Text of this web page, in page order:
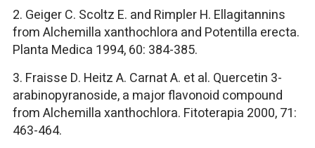
2. Geiger C. Scoltz E. and Rimpler H. Ellagitannins
from Alchemilla xanthochlora and Potentilla erecta.
Planta Medica 1994, 60: 384-385.
3. Fraisse D. Heitz A. Carnat A. et al. Quercetin 3-
arabinopyranoside, a major flavonoid compound
from Alchemilla xanthochlora. Fitoterapia 2000, 71:
463-464.